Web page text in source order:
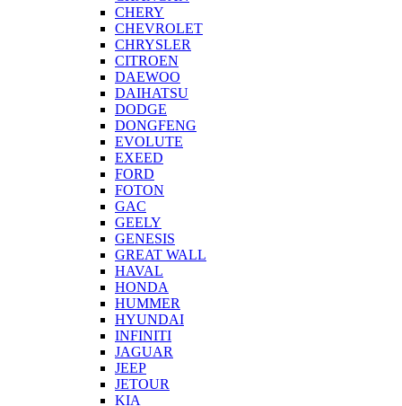
CHERY
CHEVROLET
CHRYSLER
CITROEN
DAEWOO
DAIHATSU
DODGE
DONGFENG
EVOLUTE
EXEED
FORD
FOTON
GAC
GEELY
GENESIS
GREAT WALL
HAVAL
HONDA
HUMMER
HYUNDAI
INFINITI
JAGUAR
JEEP
JETOUR
KIA